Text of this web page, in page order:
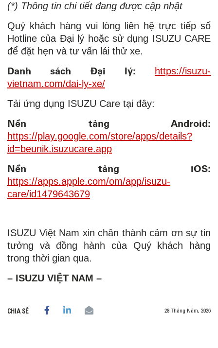
(*) Thông tin chi tiết đang được cập nhật
Quý khách hàng vui lòng liên hệ trực tiếp số
Hotline của Đại lý hoặc sử dụng ISUZU CARE
để đặt hẹn và tư vấn lái thử xe.
Danh sách Đại lý:
https://isuzu-
vietnam.com/dai-ly-xe/
Tải ứng dụng ISUZU Care tại đây:
Nền tảng Android:
https://play.google.com/store/apps/details?
id=beunik.isuzucare.app
Nền tảng iOS:
https://apps.apple.com/om/app/isuzu-
care/id1479643679
ISUZU Việt Nam xin chân thành cảm ơn sự tin
tưởng và đồng hành của Quý khách hàng
trong thời gian qua.
– ISUZU VIỆT NAM –
CHIA SẺ 28 Tháng Năm, 2026